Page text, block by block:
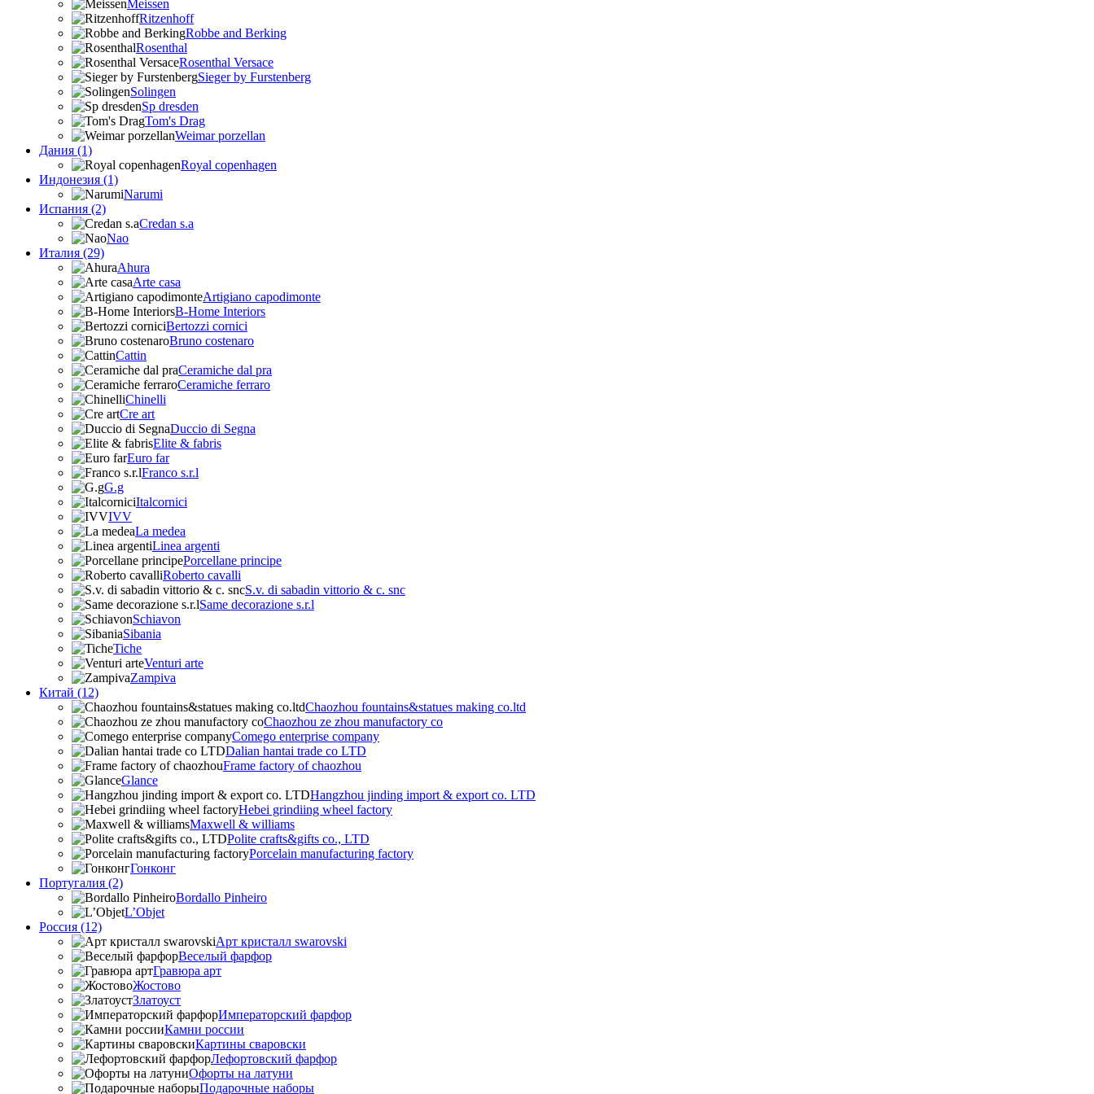
Meissen
Ritzenhoff
Robbe and Berking
Rosenthal
Rosenthal Versace
Sieger by Furstenberg
Solingen
Sp dresden
Tom's Drag
Weimar porzellan
Дания (1)
Royal copenhagen
Индонезия (1)
Narumi
Испания (2)
Credan s.a
Nao
Италия (29)
Ahura
Arte casa
Artigiano capodimonte
B-Home Interiors
Bertozzi cornici
Bruno costenaro
Cattin
Ceramiche dal pra
Ceramiche ferraro
Chinelli
Cre art
Duccio di Segna
Elite & fabris
Euro far
Franco s.r.l
G.g
Italcornici
IVV
La medea
Linea argenti
Porcellane principe
Roberto cavalli
S.v. di sabadin vittorio & c. snc
Same decorazione s.r.l
Schiavon
Sibania
Tiche
Venturi arte
Zampiva
Китай (12)
Chaozhou fountains&statues making co.ltd
Chaozhou ze zhou manufactory co
Comego enterprise company
Dalian hantai trade co LTD
Frame factory of chaozhou
Glance
Hangzhou jinding import & export co. LTD
Hebei grindiing wheel factory
Maxwell & williams
Polite crafts&gifts co., LTD
Porcelain manufacturing factory
Гонконг
Португалия (2)
Bordallo Pinheiro
L’Objet
Россия (12)
Арт кристалл swarovski
Веселый фарфор
Гравюра арт
Жостово
Златоуст
Императорский фарфор
Камни россии
Картины сваровски
Лефортовский фарфор
Офорты на латуни
Подарочные наборы